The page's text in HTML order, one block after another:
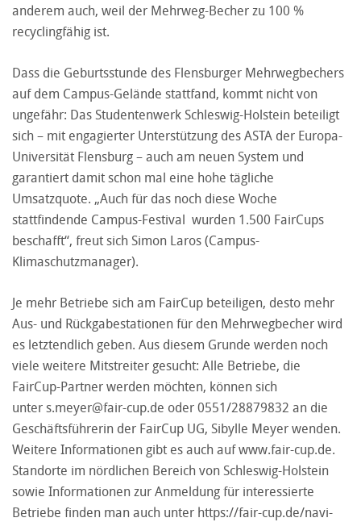
anderem auch, weil der Mehrweg-Becher zu 100 %
recyclingfähig ist.
Dass die Geburtsstunde des Flensburger Mehrwegbechers
auf dem Campus-Gelände stattfand, kommt nicht von
ungefähr: Das Studentenwerk Schleswig-Holstein beteiligt
sich – mit engagierter Unterstützung des ASTA der Europa-
Universität Flensburg – auch am neuen System und
garantiert damit schon mal eine hohe tägliche
Umsatzquote. „Auch für das noch diese Woche
stattfindende Campus-Festival wurden 1.500 FairCups
beschafft“, freut sich Simon Laros (Campus-
Klimaschutzmanager).
Je mehr Betriebe sich am FairCup beteiligen, desto mehr
Aus- und Rückgabestationen für den Mehrwegbecher wird
es letztendlich geben. Aus diesem Grunde werden noch
viele weitere Mitstreiter gesucht: Alle Betriebe, die
FairCup-Partner werden möchten, können sich
unters.meyer@fair-cup.de oder 0551/28879832 an die
Geschäftsführerin der FairCup UG, Sibylle Meyer wenden.
Weitere Informationen gibt es auch aufwww.fair-cup.de.
Standorte im nördlichen Bereich von Schleswig-Holstein
sowie Informationen zur Anmeldung für interessierte
Betriebe finden man auch unter https://fair-cup.de/navi-